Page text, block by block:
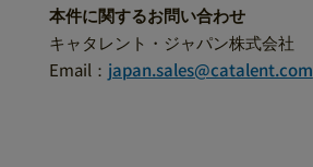
本件に関するお問い合わせ
キャタレント・ジャパン株式会社
Email： japan.sales@catalent.com